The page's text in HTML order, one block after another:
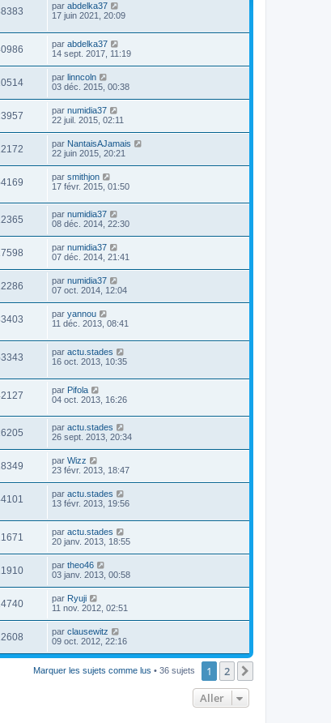
par abdelka37
17 juin 2021, 20:09
par abdelka37
14 sept. 2017, 11:19
par linncoln
03 déc. 2015, 00:38
par numidia37
22 juil. 2015, 02:11
par NantaisAJamais
22 juin 2015, 20:21
par smithjon
17 févr. 2015, 01:50
par numidia37
08 déc. 2014, 22:30
par numidia37
07 déc. 2014, 21:41
par numidia37
07 oct. 2014, 12:04
par yannou
11 déc. 2013, 08:41
par actu.stades
16 oct. 2013, 10:35
par Pifola
04 oct. 2013, 16:26
par actu.stades
26 sept. 2013, 20:34
par Wizz
23 févr. 2013, 18:47
par actu.stades
13 févr. 2013, 19:56
par actu.stades
20 janv. 2013, 18:55
par theo46
03 janv. 2013, 00:58
par Ryuji
11 nov. 2012, 02:51
par clausewitz
09 oct. 2012, 22:16
Marquer les sujets comme lus • 36 sujets 1 2
Aller